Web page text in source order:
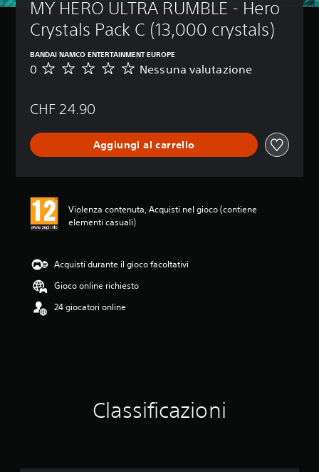
MY HERO ULTRA RUMBLE - Hero
Crystals Pack C (13,000 crystals)
BANDAI NAMCO ENTERTAINMENT EUROPE
N
s
n
a
u
a
o
e
0 Nessuna valutazione
CHF 24.90
Aggiungi al carrello
Violenza contenuta, Acquisti nel gioco (contiene
elementi casuali)
Acquisti durante il gioco facoltativi
Gioco online richiesto
24 giocatori online
Classificazioni